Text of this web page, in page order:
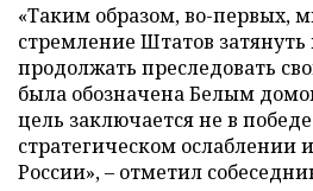
«Таким образом, во-первых,
стремление Штатов
продолжать преследовать
была обозначена Белым
цель заключается не в
стратегическом ослаблении
России», – отметил